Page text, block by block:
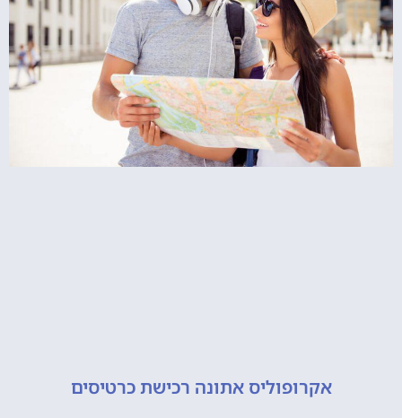
אקרופוליס אתונה רכישת כרטיסים